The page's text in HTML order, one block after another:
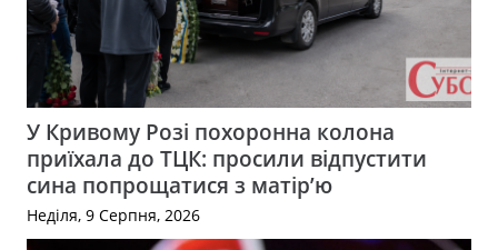
У Кривому Розі похоронна колона
приїхала до ТЦК: просили відпустити
сина попрощатися з матір’ю
Неділя, 9 Серпня, 2026